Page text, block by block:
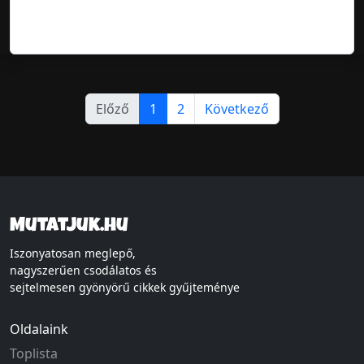
Előző 1 2 Következő
Mutatjuk.hu
Iszonyatosan meglepő,
nagyszerűen csodálatos és
sejtelmesen gyönyörű cikkek gyűjteménye
Oldalaink
Toplista